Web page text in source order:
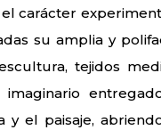
carácter
su amplia y
tejidos
el paisaje,